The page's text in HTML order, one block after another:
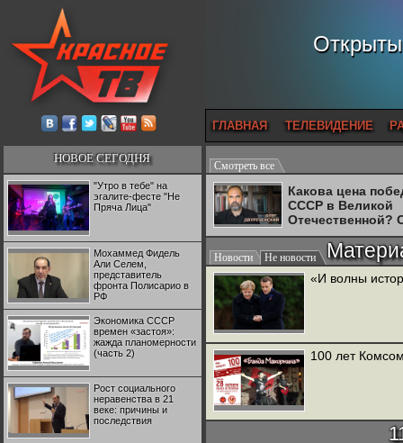
ГЛАВНАЯ ТЕЛЕВИДЕНИЕ
НОВОЕ СЕГОДНЯ
"Утро в тебе" на
эгалите-фесте "Не
Пряча Лица"
Мохаммед Фидель
Али Селем,
представитель
фронта Полисарио в
РФ
Экономика СССР
времен «застоя»:
жажда планомерности
(часть 2)
Рост социального
неравенства в 21
веке: причины и
последствия
Смотреть все
Какова цена
СССР в Великой
Отечественной?
Двуреченский о
потерянной
Новости Не новости
«И волны
100 лет